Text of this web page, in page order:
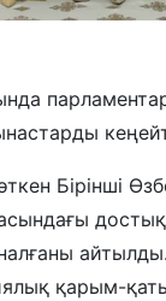
Бірінші
қарым-